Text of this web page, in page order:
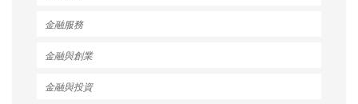
金融服務
金融與創業
金融與投資